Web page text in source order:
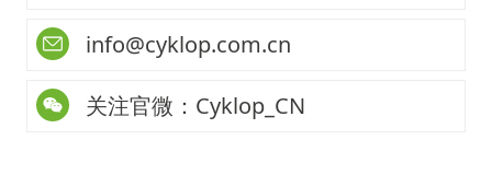
info@cyklop.com.cn
关注官微：Cyklop_CN